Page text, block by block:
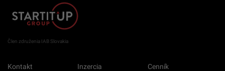
Člen združenia IAB Slovakia
Kontakt Inzercia Cenník